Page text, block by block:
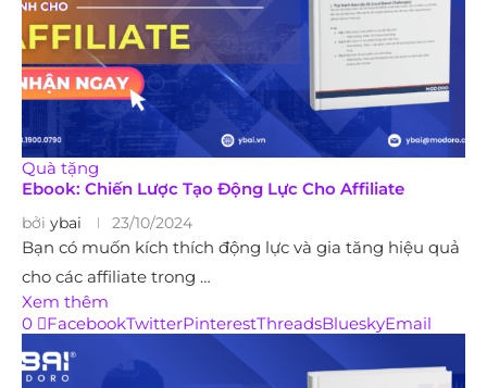
Quà tặng
Ebook: Chiến Lược Tạo Động Lực Cho Affiliate
bởi ybai 23/10/2024
Bạn có muốn kích thích động lực và gia tăng hiệu quả
cho các affiliate trong …
Xem thêm
0
FacebookTwitterPinterestThreadsBlueskyEmail